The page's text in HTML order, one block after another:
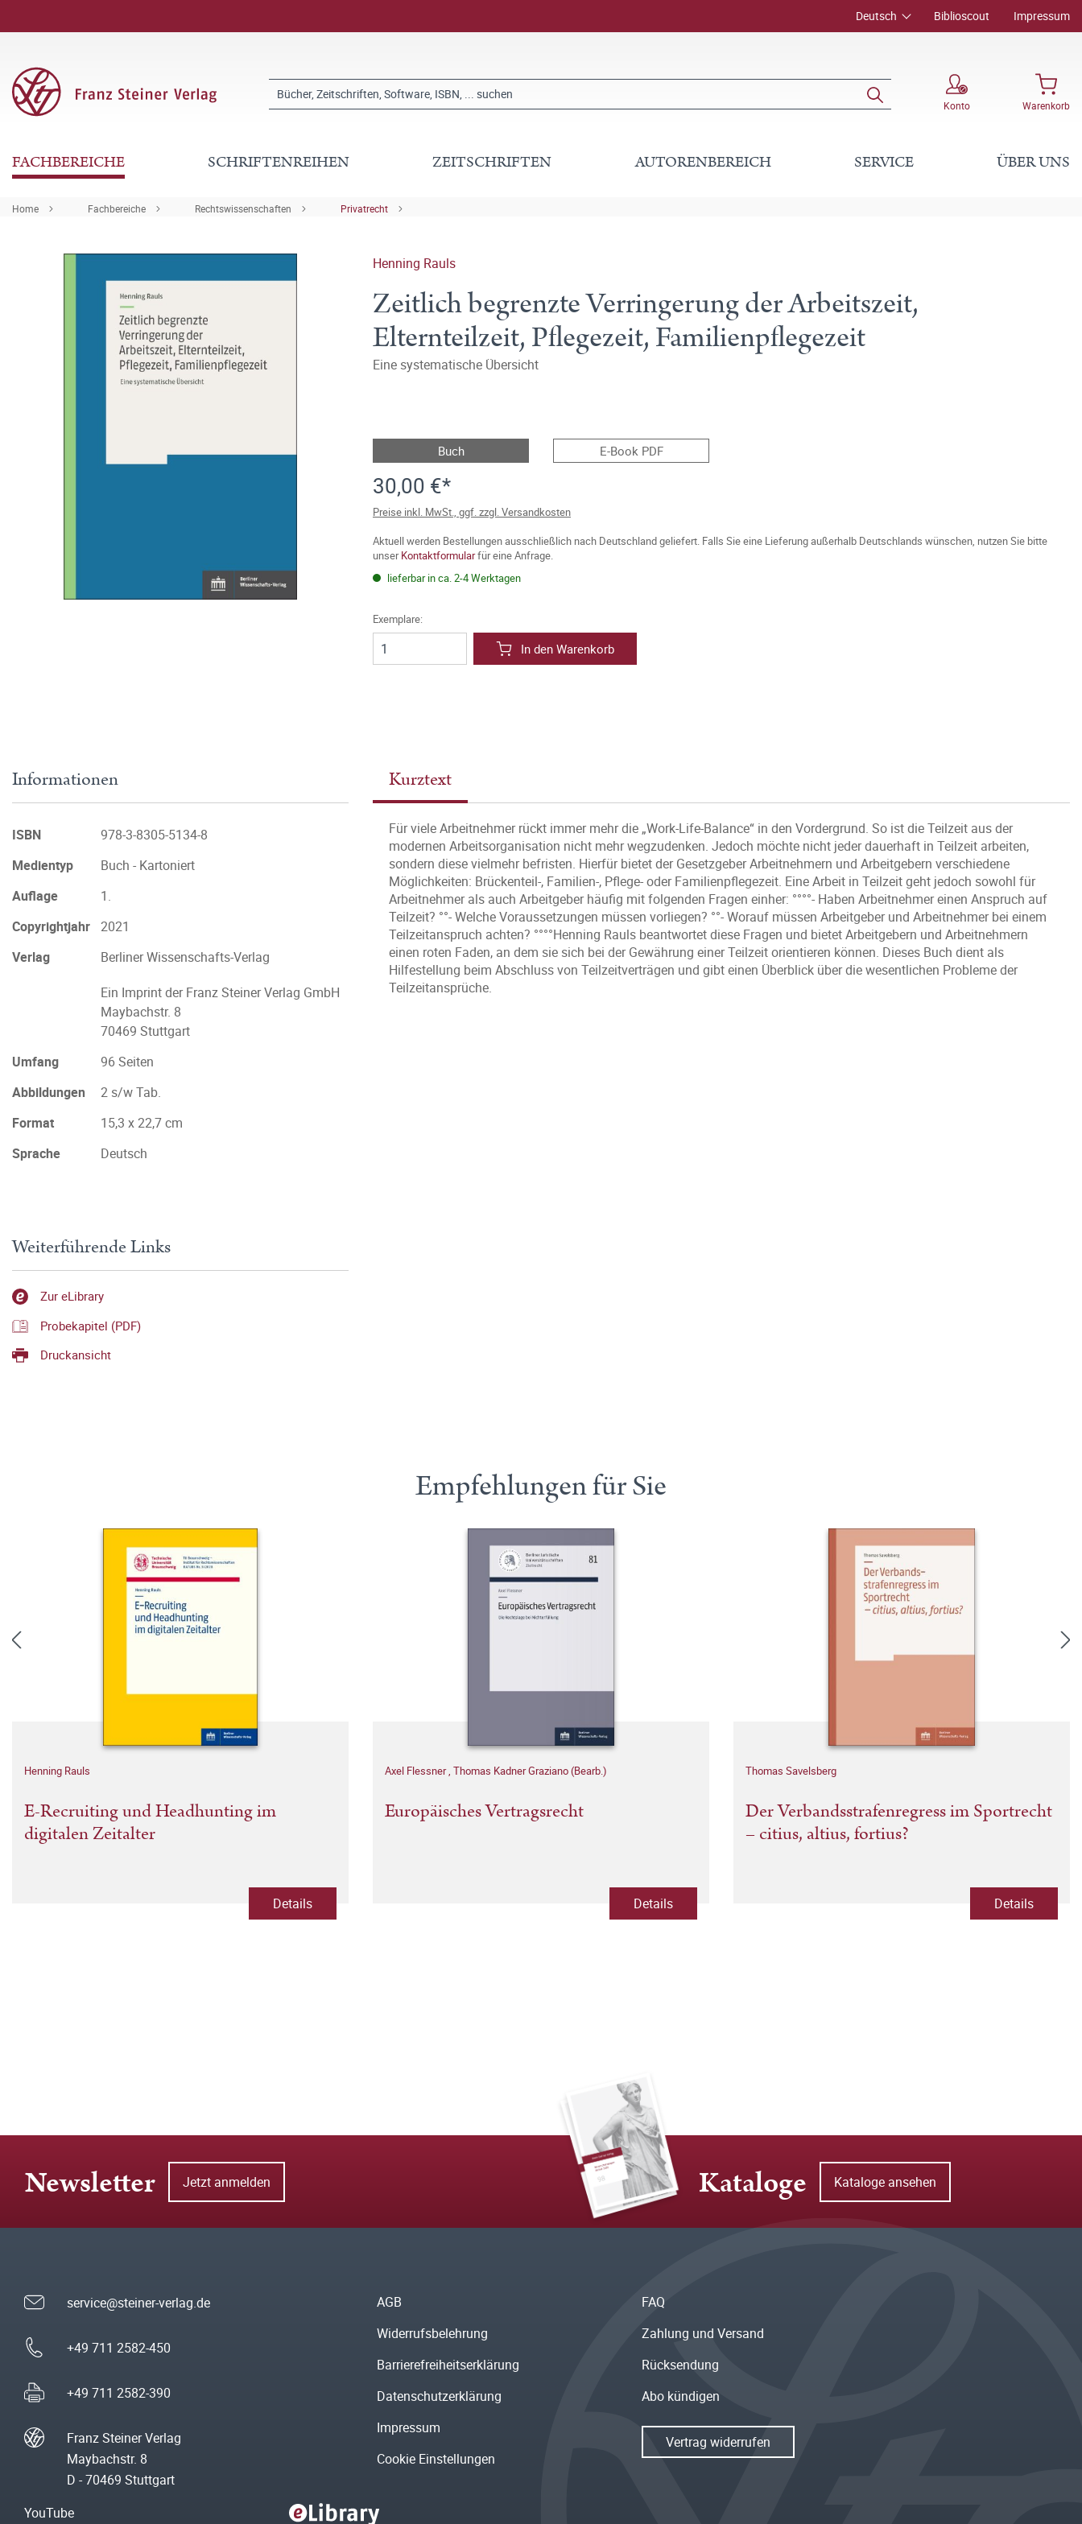
Deutsch Biblioscout Impressum
Konto Warenkorb
FACHBEREICHE SCHRIFTENREIHEN ZEITSCHRIFTEN AUTORENBEREICH SERVICE ÜBER UNS
Home Fachbereiche Rechtswissenschaften Privatrecht
Henning Rauls
Zeitlich begrenzte Verringerung der Arbeitszeit,
Elternteilzeit, Pflegezeit, Familienpflegezeit
Eine systematische Übersicht
Buch E-Book PDF
30,00 €*
Preise inkl. MwSt., ggf. zzgl. Versandkosten
Aktuell werden Bestellungen ausschließlich nach Deutschland geliefert. Falls Sie eine Lieferung außerhalb Deutschlands wünschen, nutzen Sie bitte
unserKontaktformularfür eine Anfrage.
lieferbar in ca. 2-4 Werktagen
Exemplare:
In den Warenkorb
Kurztext
Für viele Arbeitnehmer rückt immer mehr die „Work-Life-Balance“ in den Vordergrund. So ist die Teilzeit aus der
modernen Arbeitsorganisation nicht mehr wegzudenken. Jedoch möchte nicht jeder dauerhaft in Teilzeit arbeiten,
sondern diese vielmehr befristen. Hierfür bietet der Gesetzgeber Arbeitnehmern und Arbeitgebern verschiedene
Möglichkeiten: Brückenteil-, Familien-, Pflege- oder Familienpflegezeit. Eine Arbeit in Teilzeit geht jedoch sowohl für
Arbeitnehmer als auch Arbeitgeber häufig mit folgenden Fragen einher: °°°°- Haben Arbeitnehmer einen Anspruch auf
Teilzeit? °°- Welche Voraussetzungen müssen vorliegen? °°- Worauf müssen Arbeitgeber und Arbeitnehmer bei einem
Teilzeitanspruch achten? °°°°Henning Rauls beantwortet diese Fragen und bietet Arbeitgebern und Arbeitnehmern
einen roten Faden, an dem sie sich bei der Gewährung einer Teilzeit orientieren können. Dieses Buch dient als
Hilfestellung beim Abschluss von Teilzeitverträgen und gibt einen Überblick über die wesentlichen Probleme der
Teilzeitansprüche.
Informationen
ISBN
978-3-8305-5134-8
Medientyp
Buch - Kartoniert
Auflage
1.
Copyrightjahr 2021
Verlag
Berliner Wissenschafts-Verlag
Ein Imprint der Franz Steiner Verlag GmbH
Maybachstr. 8
70469 Stuttgart
Umfang
96 Seiten
Abbildungen
2 s/w Tab.
Format
15,3 x 22,7 cm
Sprache
Deutsch
Weiterführende Links
Zur eLibrary
Probekapitel (PDF)
Druckansicht
Empfehlungen für Sie
Henning Rauls
E-Recruiting und Headhunting im
digitalen Zeitalter
Details
Axel Flessner, Thomas Kadner Graziano (Bearb.)
Europäisches Vertragsrecht
Details
Thomas Savelsberg
Der Verbandsstrafenregress im Sportrecht
– citius, altius, fortius?
Details
Newsletter Jetzt anmelden Kataloge Kataloge ansehen
service@steiner-verlag.de
+49 711 2582-450
+49 711 2582-390
Franz Steiner Verlag
Maybachstr. 8
D - 70469 Stuttgart
AGB
Widerrufsbelehrung
Barrierefreiheitserklärung
Datenschutzerklärung
Impressum
Cookie Einstellungen
FAQ
Zahlung und Versand
Rücksendung
Abo kündigen
Vertrag widerrufen
YouTube